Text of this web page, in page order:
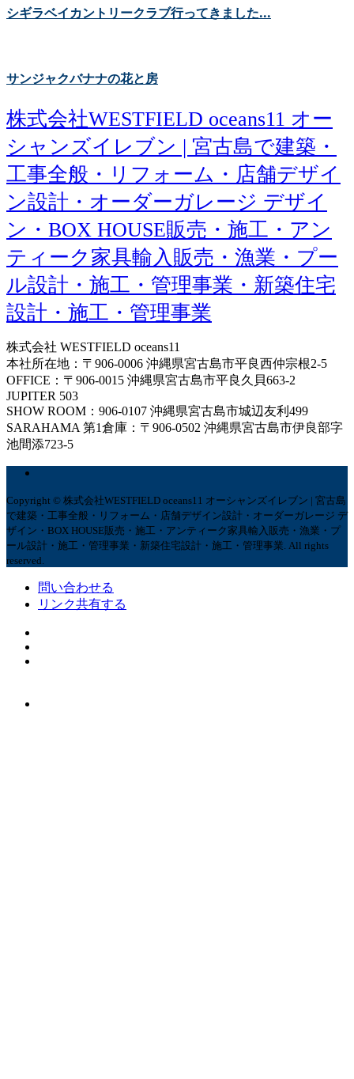
シギラベイカントリークラブ行ってきました...
サンジャクバナナの花と房
株式会社WESTFIELD oceans11 オー
シャンズイレブン | 宮古島で建築・
工事全般・リフォーム・店舗デザイ
ン設計・オーダーガレージ デザイ
ン・BOX HOUSE販売・施工・アン
ティーク家具輸入販売・漁業・プー
ル設計・施工・管理事業・新築住宅
設計・施工・管理事業
株式会社 WESTFIELD oceans11
本社所在地：〒906-0006 沖縄県宮古島市平良西仲宗根2-5
OFFICE：〒906-0015 沖縄県宮古島市平良久貝663-2
JUPITER 503
SHOW ROOM：906-0107 沖縄県宮古島市城辺友利499
SARAHAMA 第1倉庫：〒906-0502 沖縄県宮古島市伊良部字
池間添723-5
Copyright © 株式会社WESTFIELD oceans11 オーシャンズイレブン | 宮古島
で建築・工事全般・リフォーム・店舗デザイン設計・オーダーガレージ デ
ザイン・BOX HOUSE販売・施工・アンティーク家具輸入販売・漁業・プ
ール設計・施工・管理事業・新築住宅設計・施工・管理事業. All rights
reserved.
問い合わせる
リンク共有する